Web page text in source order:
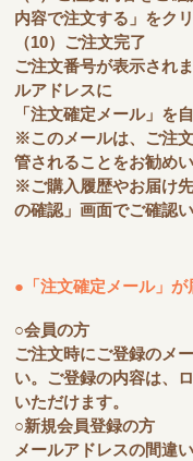
内容で注文する」をク
（10）ご注文完了
ご注文番号が表示され
ルアドレスに
「注文確定メール」を
※このメールは、ご注
管されることをお勧めい
※ご購入履歴やお届け
の確認」画面でご確認
●「注文確定メール」が
○会員の方
ご注文時にご登録のメ
い。ご登録の内容は、
いただけます。
○新規会員登録の方
メールアドレスの間違